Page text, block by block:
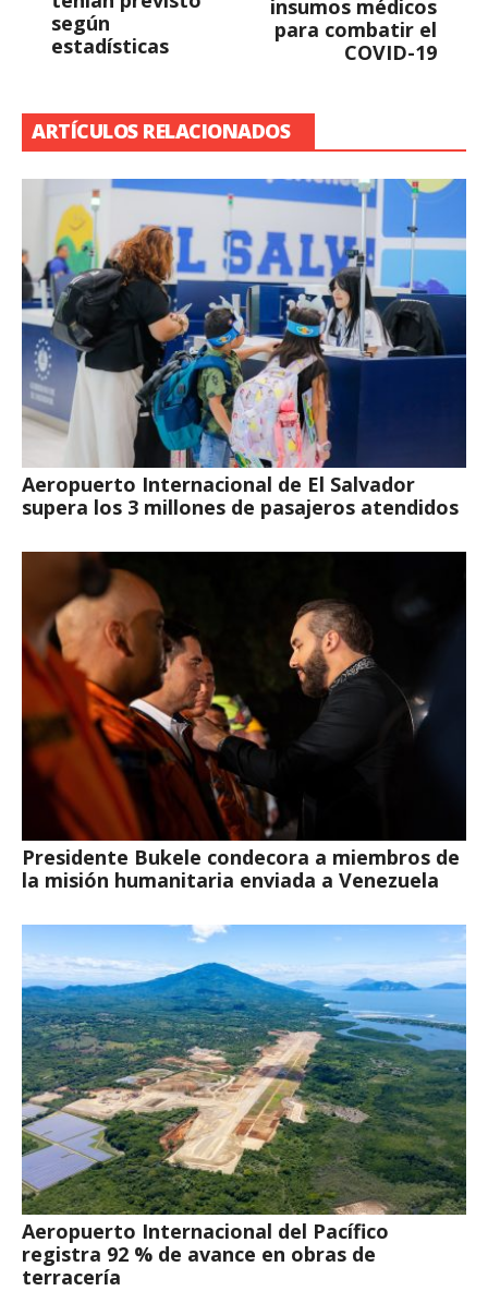
según
estadísticas
insumos médicos
para combatir el
COVID-19
ARTÍCULOS RELACIONADOS
Aeropuerto Internacional de El Salvador
supera los 3 millones de pasajeros atendidos
Presidente Bukele condecora a miembros de
la misión humanitaria enviada a Venezuela
Aeropuerto Internacional del Pacífico
registra 92 % de avance en obras de
terracería